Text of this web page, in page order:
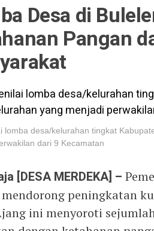
Desa di
Pangan
lomba desa/kelurahan tingkat
dari 9 Kecamatan
[DESA MERDEKA] –
mendorong peningkatan
ini menyoroti